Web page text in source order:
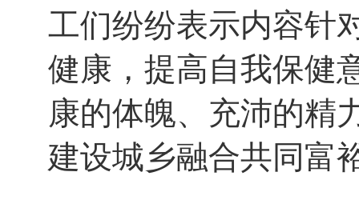
工们纷纷表示内容针
健康，提高自我保健
康的体魄、充沛的精
建设城乡融合共同富